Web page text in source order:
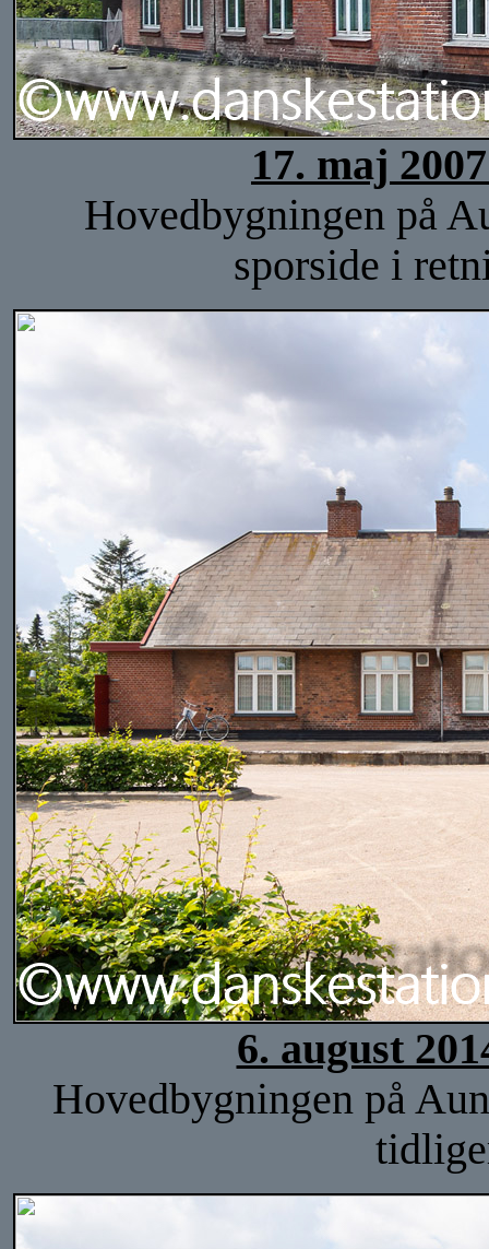
17. maj
Hovedbygningen på
sporside i
6. august
Hovedbygningen på